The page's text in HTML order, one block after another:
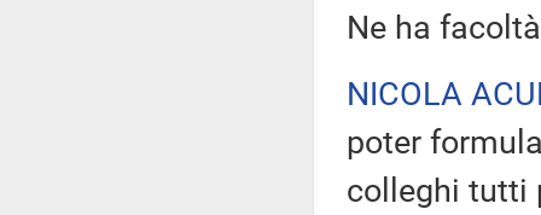
Ne ha
NICOLA
poter
colleghi tutti